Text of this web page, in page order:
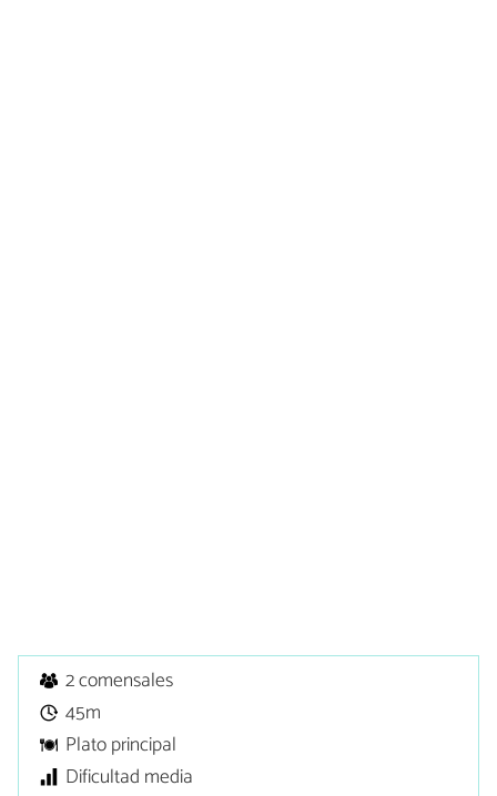
2 comensales
45m
Plato principal
Dificultad media